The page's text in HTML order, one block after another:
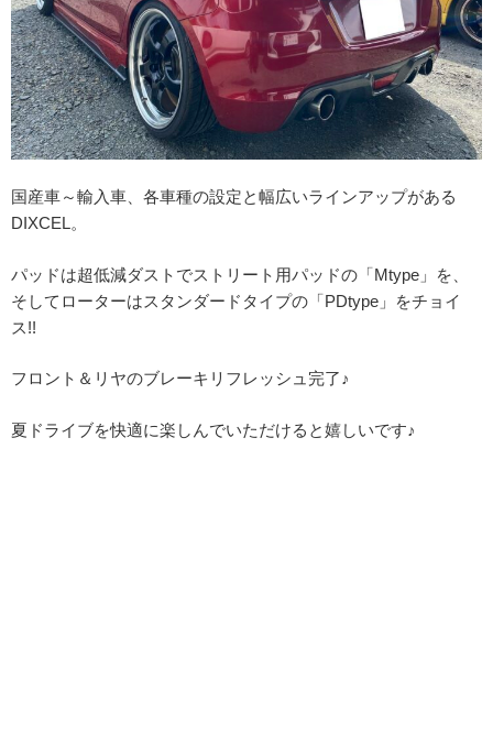
国産車～輸入車、各車種の設定と幅広いラインアップがある
DIXCEL。
パッドは超低減ダストでストリート用パッドの「Mtype」を、
そしてローターはスタンダードタイプの「PDtype」をチョイ
ス!!
フロント＆リヤのブレーキリフレッシュ完了♪
夏ドライブを快適に楽しんでいただけると嬉しいです♪